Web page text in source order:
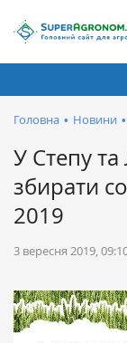
Головна • Новини •
У Степу
збирати
2019
3 вересня 2019,